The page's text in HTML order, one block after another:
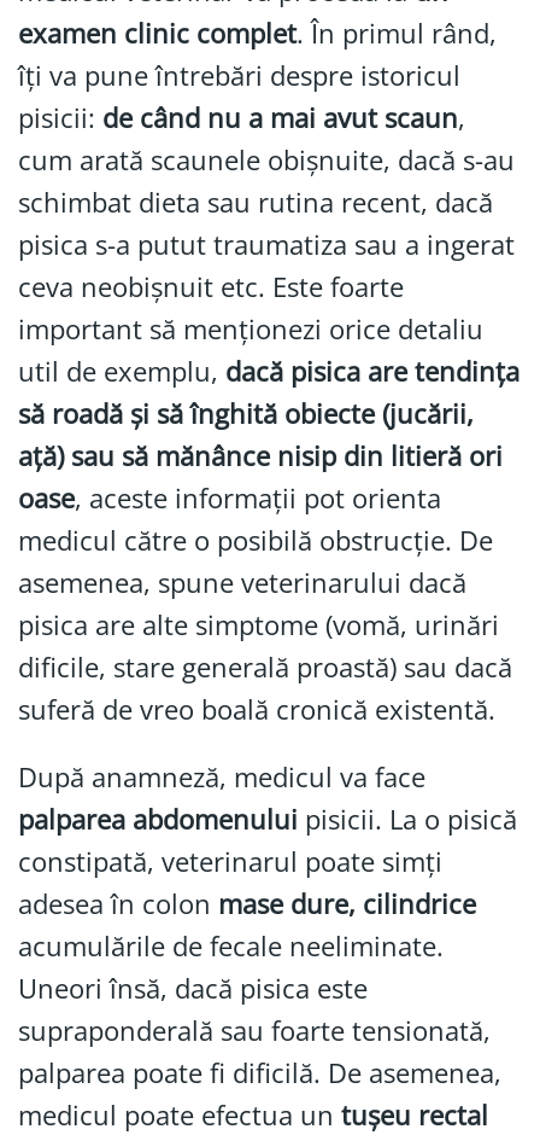
examen clinic complet. În primul rând,
îți va pune întrebări despre istoricul
pisicii: de când nu a mai avut scaun,
cum arată scaunele obișnuite, dacă s-au
schimbat dieta sau rutina recent, dacă
pisica s-a putut traumatiza sau a ingerat
ceva neobișnuit etc. Este foarte
important să menționezi orice detaliu
util de exemplu, dacă pisica are tendința
să roadă și să înghită obiecte (jucării,
ață) sau să mănânce nisip din litieră ori
oase, aceste informații pot orienta
medicul către o posibilă obstrucție. De
asemenea, spune veterinarului dacă
pisica are alte simptome (vomă, urinări
dificile, stare generală proastă) sau dacă
suferă de vreo boală cronică existentă.
După anamneză, medicul va face
palparea abdomenului pisicii. La o pisică
constipată, veterinarul poate simți
adesea în colon mase dure, cilindrice
acumulările de fecale neeliminate.
Uneori însă, dacă pisica este
supraponderală sau foarte tensionată,
palparea poate fi dificilă. De asemenea,
medicul poate efectua un tușeu rectal